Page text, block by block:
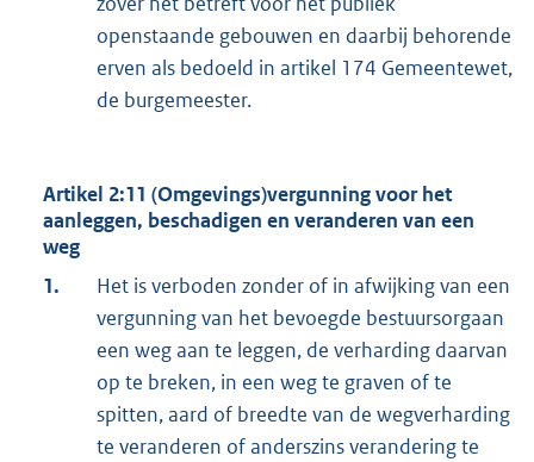
openstaande gebouwen en daarbij behorende
erven als bedoeld in artikel 174 Gemeentewet,
de burgemeester.
Artikel 2:11 (Omgevings)vergunning voor het
aanleggen, beschadigen en veranderen van een
weg
1.
Het is verboden zonder of in afwijking van een
vergunning van het bevoegde bestuursorgaan
een weg aan te leggen, de verharding daarvan
op te breken, in een weg te graven of te
spitten, aard of breedte van de wegverharding
te veranderen of anderszins verandering te